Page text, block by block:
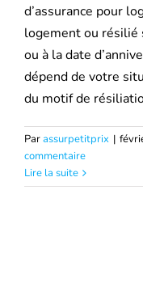
d’assurance pour
logement ou résilié
ou à la date
dépend de votre
du motif de
Parassurpetitprix |
commentaire
Lire la suite